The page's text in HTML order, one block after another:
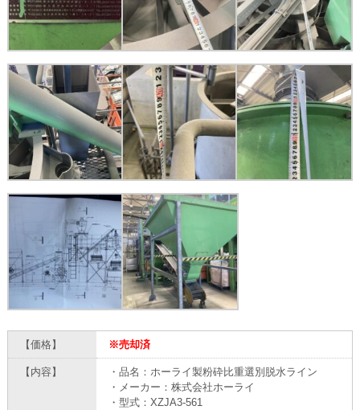
【価格】 ※売却済
【内容】
・品名：ホーライ製粉砕比重選別脱水ライン
・メーカー：株式会社ホーライ
・型式：XZJA3-561